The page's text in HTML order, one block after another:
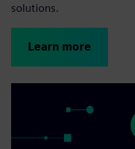
solutions.
Learn more